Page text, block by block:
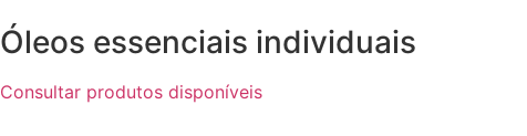
Óleos essenciais individuais
Consultar produtos disponíveis